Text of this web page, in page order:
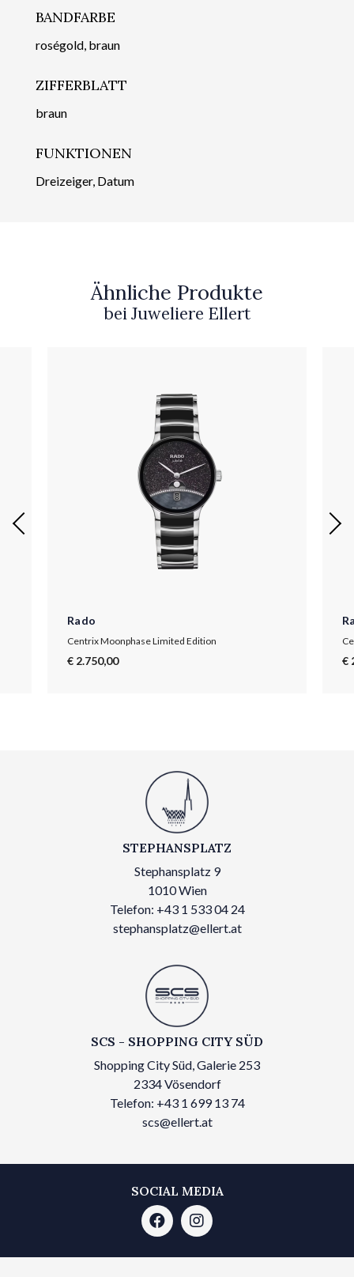
BANDFARBE
roségold, braun
ZIFFERBLATT
braun
FUNKTIONEN
Dreizeiger, Datum
Ähnliche Produkte
bei Juweliere Ellert
Rado
Centrix Moonphase Limited Edition
€ 2.750,00 €
STEPHANSPLATZ
Stephansplatz 9
1010 Wien
Telefon: +43 1 533 04 24
stephansplatz@ellert.at
SCS - SHOPPING CITY SÜD
Shopping City Süd, Galerie 253
2334 Vösendorf
Telefon: +43 1 699 13 74
scs@ellert.at
SOCIAL MEDIA